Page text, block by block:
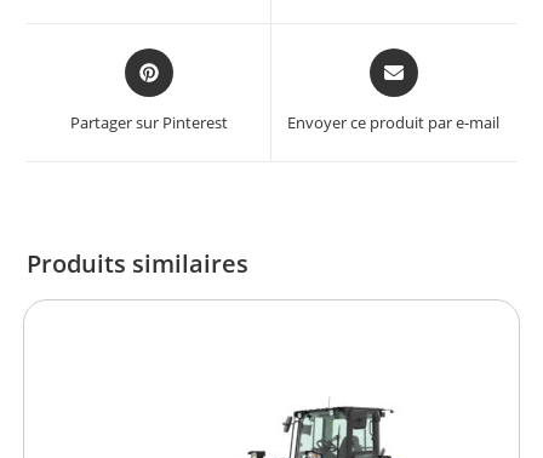
Partager sur Pinterest Envoyer ce produit par e-mail
Produits similaires